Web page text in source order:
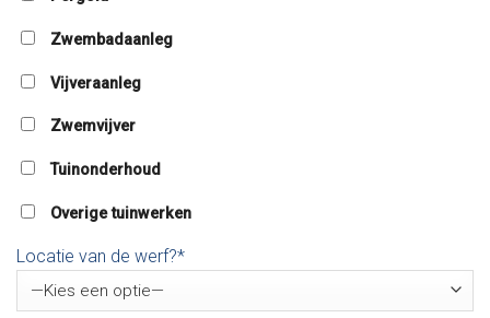
Zwembadaanleg
Vijveraanleg
Zwemvijver
Tuinonderhoud
Overige tuinwerken
Locatie van de werf?*